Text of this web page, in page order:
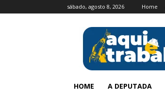
sábado, agosto 8, 2026 Home
HOME A DEPUTADA